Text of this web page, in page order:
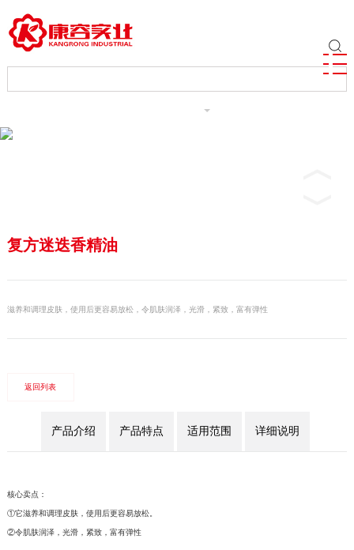
复方迷迭香精油
滋养和调理皮肤，使用后更容易放松，令肌肤润泽，光滑，紧致，富有弹性
返回列表
产品介绍 产品特点 适用范围 详细说明
核心卖点：
①它滋养和调理皮肤，使用后更容易放松。
②令肌肤润泽，光滑，紧致，富有弹性